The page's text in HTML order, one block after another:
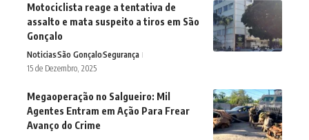
Motociclista reage a tentativa de
assalto e mata suspeito a tiros em São
Gonçalo
NoticiasSão GonçaloSegurança
15 de Dezembro, 2025
Megaoperação no Salgueiro: Mil
Agentes Entram em Ação Para Frear
Avanço do Crime